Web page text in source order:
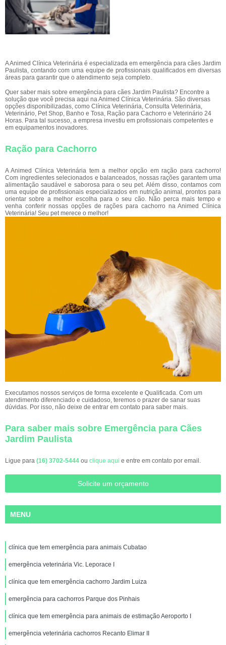
A Animed Clínica Veterinária é especializada em emergência para cães Jardim
Paulista, contando com uma equipe de profissionais qualificados em diversas
áreas para garantir que o atendimento seja completo.
Quer saber mais sobre emergência para cães Jardim Paulista? Encontre a
solução que você precisa aqui na Animed Clínica Veterinária. São diversas
opções disponibilizadas, como Clínica Veterinária, Consulta Veterinária,
Veterinário, Pet Shop, Banho e Tosa, Ração para Cachorro e Veterinário 24
Horas. Para tal sucesso, a empresa investiu em profissionais competentes e
em equipamentos inovadores.
Ração para Cachorro
A Animed Clínica Veterinária tem a melhor opção em ração para cachorro!
Com ingredientes selecionados e balanceados, nossas rações garantem uma
alimentação saudável e saborosa para o seu pet. Além disso, contamos com
uma equipe de profissionais especializados em nutrição animal, prontos para
orientar sobre a melhor escolha para o seu cão. Não perca mais tempo e
venha conferir nossas opções de rações para cachorro na Animed Clínica
Veterinária! Seu pet merece o melhor!
Executamos nossos serviços de forma excelente e Qualificada. Com um
atendimento diferenciado e cuidadoso, teremos o prazer de sanar suas
dúvidas. Por isso, não deixe de entrar em contato para saber mais.
Para saber mais sobre Emergência para Cães
Jardim Paulista
Ligue para (16) 3702-5444 ou clique aqui e entre em contato por email.
Solicite um orçamento
MENU
clínica que tem emergência para animais Cubatao
emergência veterinária Vic. Leporace I
clínica que tem emergência cachorro Jardim Luiza
emergência para cachorros Parque dos Pinhais
clínica que tem emergência para animais de estimação Aeroporto I
emergência veterinária cachorros Recanto Elimar II